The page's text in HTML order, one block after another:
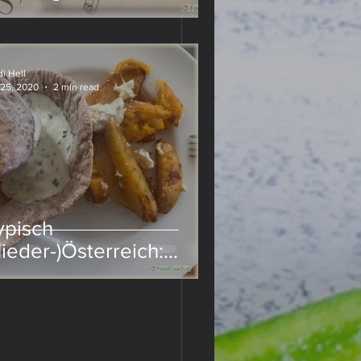
)Österreich:
mit Sauerteig
Hell
2020
2 min read